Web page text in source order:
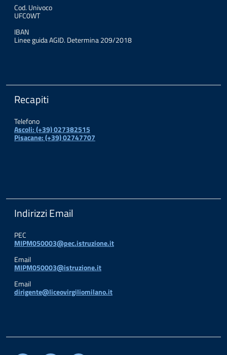
Cod. Univoco
UFC0WT
IBAN
Linee guida AGID. Determina 209/2018
Recapiti
Telefono
Ascoli: (+39) 027382515
Pisacane: (+39) 02747707
Indirizzi Email
PEC
MIPM050003@pec.istruzione.it
Email
MIPM050003@istruzione.it
Email
dirigente@liceovirgiliomilano.it